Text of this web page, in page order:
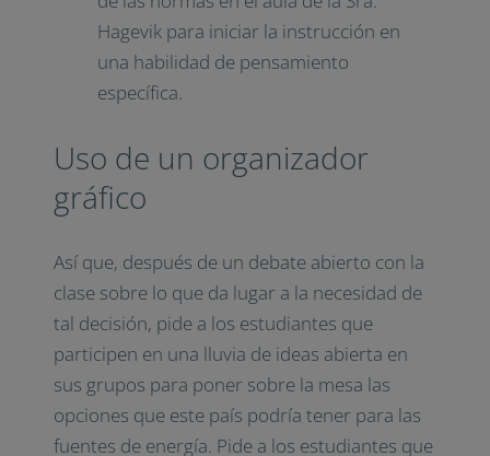
Hagevik para iniciar la instrucción en
una habilidad de pensamiento
específica.
Uso de un organizador
gráfico
Así que, después de un debate abierto con la
clase sobre lo que da lugar a la necesidad de
tal decisión, pide a los estudiantes que
participen en una lluvia de ideas abierta en
sus grupos para poner sobre la mesa las
opciones que este país podría tener para las
fuentes de energía. Pide a los estudiantes que